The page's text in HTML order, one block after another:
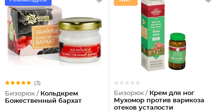
(3)
Бизорюк / Кольдкрем
Божественный бархат
Бизорюк / Крем для ног
Мухомор против варикоза
отеков усталости